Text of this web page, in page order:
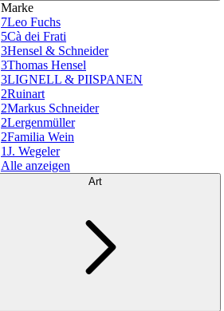
Marke
7Leo Fuchs
5Cà dei Frati
3Hensel & Schneider
3Thomas Hensel
3LIGNELL & PIISPANEN
2Ruinart
2Markus Schneider
2Lergenmüller
2Familia Wein
1J. Wegeler
Alle anzeigen
Art